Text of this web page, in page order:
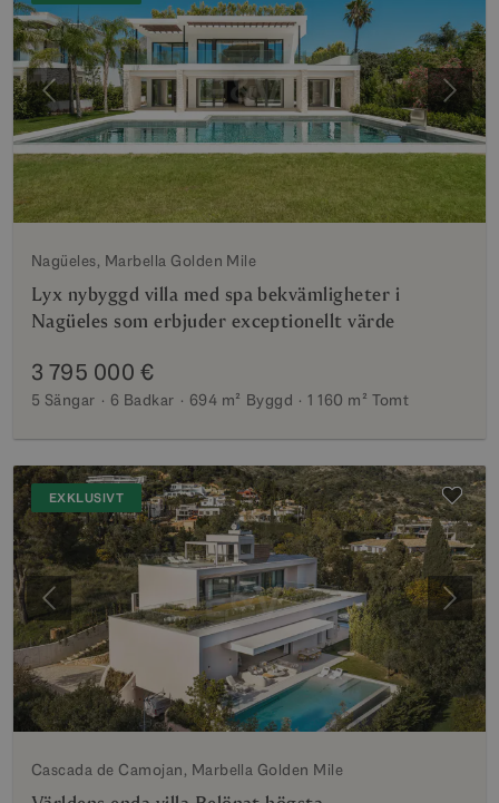
Föregående Nästa
Nagüeles, Marbella Golden Mile
Lyx nybyggd villa med spa bekvämligheter i
Nagüeles som erbjuder exceptionellt värde
3 795 000 €
5 Sängar 6 Badkar 694 m² Byggd 1 160 m² Tomt
EXKLUSIVT
Föregående Nästa
Cascada de Camojan, Marbella Golden Mile